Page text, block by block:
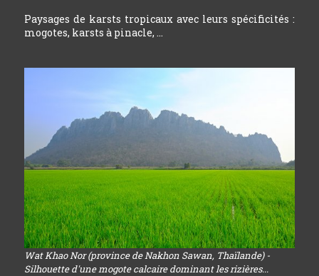
Paysages de karsts tropicaux avec leurs spécificités :
mogotes, karsts à pinacle, ...
Wat Khao Nor (province de Nakhon Sawan, Thaïlande) -
Silhouette d'une mogote calcaire dominant les rizières...